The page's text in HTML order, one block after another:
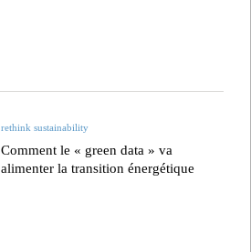
rethink sustainability
Comment le « green data » va
alimenter la transition énergétique